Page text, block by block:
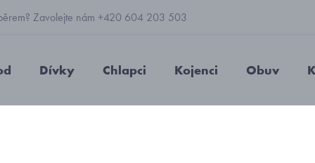
Zavolejte nám +420 604 203 503
Dívky Chlapci Kojenci Obuv